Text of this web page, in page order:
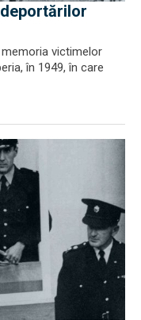
victimelor
în 1949, în care